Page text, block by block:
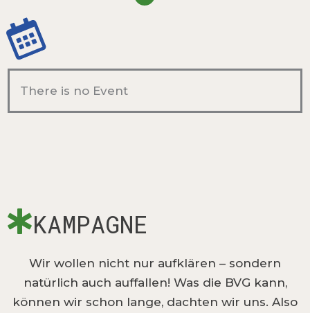
There is no Event
KAMPAGNE
Wir wollen nicht nur aufklären – sondern
natürlich auch auffallen! Was die BVG kann,
können wir schon lange, dachten wir uns. Also